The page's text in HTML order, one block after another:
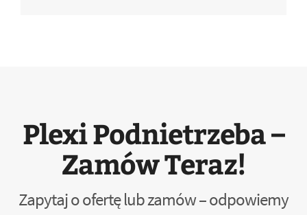
Plexi Podnietrzeba –
Zamów Teraz!
Zapytaj o ofertę lub zamów – odpowiemy